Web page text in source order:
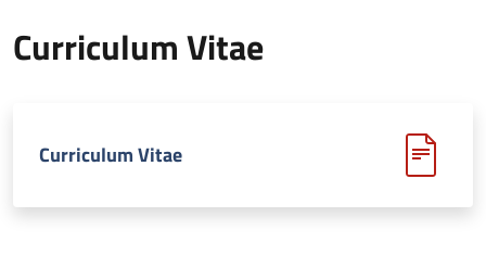
Curriculum Vitae
Curriculum Vitae